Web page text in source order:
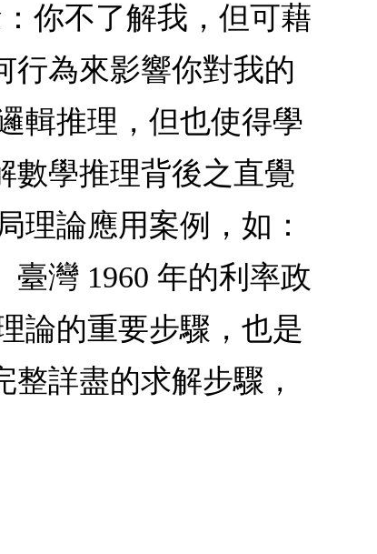
你不了解我，但可藉
行為來影響你對我的
輯推理，但也使得學
數學推理背後之直覺
理論應用案例，如：
灣 1960 年的利率政
論的重要步驟，也是
詳盡的求解步驟，